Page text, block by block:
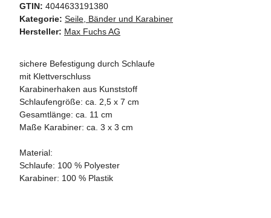
GTIN: 4044633191380
Kategorie: Seile, Bänder und Karabiner
Hersteller: Max Fuchs AG
sichere Befestigung durch Schlaufe
mit Klettverschluss
Karabinerhaken aus Kunststoff
Schlaufengröße: ca. 2,5 x 7 cm
Gesamtlänge: ca. 11 cm
Maße Karabiner: ca. 3 x 3 cm
Material:
Schlaufe: 100 % Polyester
Karabiner: 100 % Plastik